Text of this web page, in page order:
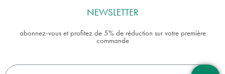
NEWSLETTER
abonnez-vous et profitez de 5% de réduction sur votre première
commande